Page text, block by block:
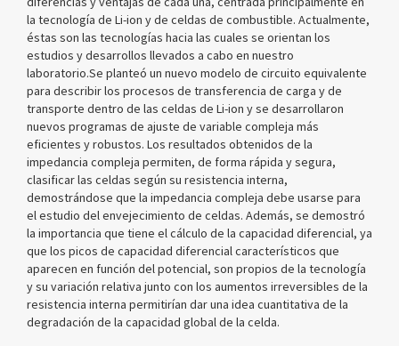
la tecnología de Li-ion y de celdas de combustible. Actualmente,
éstas son las tecnologías hacia las cuales se orientan los
estudios y desarrollos llevados a cabo en nuestro
laboratorio.Se planteó un nuevo modelo de circuito equivalente
para describir los procesos de transferencia de carga y de
transporte dentro de las celdas de Li-ion y se desarrollaron
nuevos programas de ajuste de variable compleja más
eficientes y robustos. Los resultados obtenidos de la
impedancia compleja permiten, de forma rápida y segura,
clasificar las celdas según su resistencia interna,
demostrándose que la impedancia compleja debe usarse para
el estudio del envejecimiento de celdas. Además, se demostró
la importancia que tiene el cálculo de la capacidad diferencial, ya
que los picos de capacidad diferencial característicos que
aparecen en función del potencial, son propios de la tecnología
y su variación relativa junto con los aumentos irreversibles de la
resistencia interna permitirían dar una idea cuantitativa de la
degradación de la capacidad global de la celda.